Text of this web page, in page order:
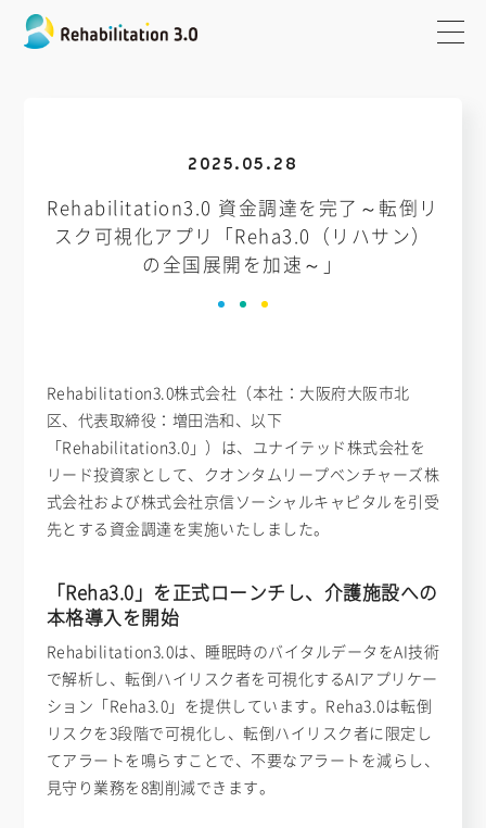
2025.05.28
Rehabilitation3.0 資金調達を完了～転倒リ
スク可視化アプリ「Reha3.0（リハサン）
の全国展開を加速～」
Rehabilitation3.0株式会社（本社：大阪府大阪市北
区、代表取締役：増田浩和、以下
「Rehabilitation3.0」）は、ユナイテッド株式会社を
リード投資家として、クオンタムリープベンチャーズ株
式会社および株式会社京信ソーシャルキャピタルを引受
先とする資金調達を実施いたしました。
「Reha3.0」を正式ローンチし、介護施設への
本格導入を開始
Rehabilitation3.0は、睡眠時のバイタルデータをAI技術
で解析し、転倒ハイリスク者を可視化するAIアプリケー
ション「Reha3.0」を提供しています。Reha3.0は転倒
リスクを3段階で可視化し、転倒ハイリスク者に限定し
てアラートを鳴らすことで、不要なアラートを減らし、
見守り業務を8割削減できます。